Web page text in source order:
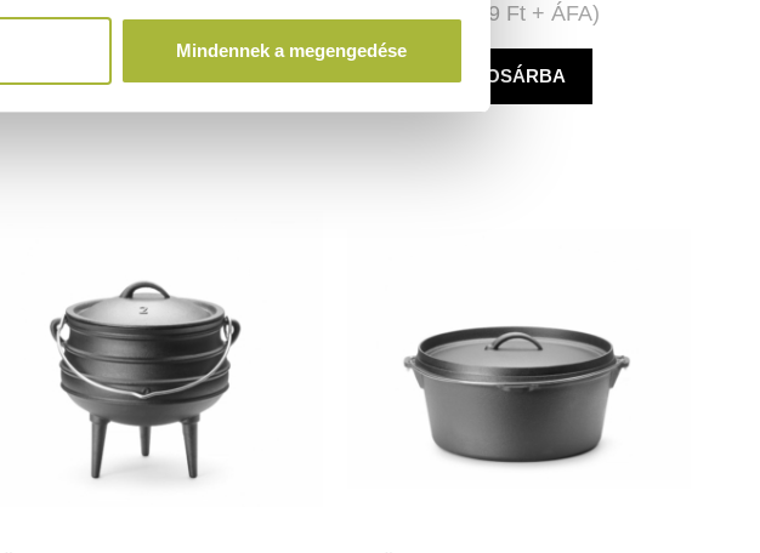
Mindennek a megengedése
(5.535Ft+ ÁFA) (6.409 Ft+ ÁFA)
KOSÁRBA